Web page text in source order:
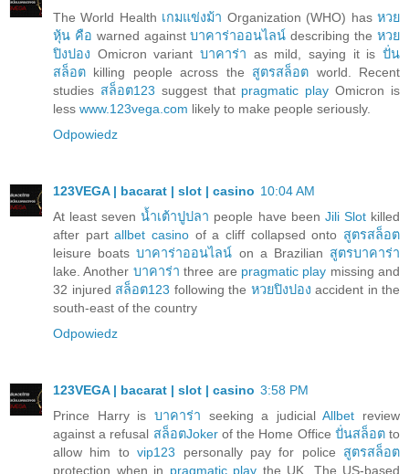
The World Health เกมแข่งม้า Organization (WHO) hasหวย
หุ้น คือ warned againstบาคาร่าออนไลน์ describing theหวย
ปิงปอง Omicron variant บาคาร่า as mild, saying it is ปั่น
สล็อต killing people across the สูตรสล็อต world. Recent
studies สล็อต123 suggest that pragmatic play Omicron is
less www.123vega.com likely to make people seriously.
Odpowiedz
123VEGA | bacarat | slot | casino 10:04 AM
At least sevenน้ำเต้าปูปลา people have been Jili Slotkilled
after partallbet casino of a cliff collapsed onto สูตรสล็อต
leisure boatsบาคาร่าออนไลน์ on a Brazilian สูตรบาคาร่า
lake. Another บาคาร่า three are pragmatic play missing and
32 injured สล็อต123 following the หวยปิงปอง accident in the
south-east of the country
Odpowiedz
123VEGA | bacarat | slot | casino 3:58 PM
Prince Harry is บาคาร่า seeking a judicialAllbet review
against a refusal สล็อตJokerof the Home Office ปั่นสล็อตto
allow him tovip123 personally pay for police สูตรสล็อต
protection when in pragmatic play the UK. The US-based